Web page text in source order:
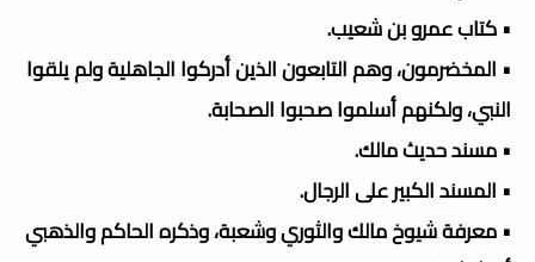
• كتاب عمرو بن شعيب.
• المخضرمون، وهم التابعون الذين أدركوا الجاهلية ولم يلقوا
النبي، ولكنهم أسلموا صحبوا الصحابة.
• مسند حديث مالك.
• المسند الكبير على الرجال.
• معرفة شيوخ مالك والثوري وشعبة، وذكره الحاكم والذهبي